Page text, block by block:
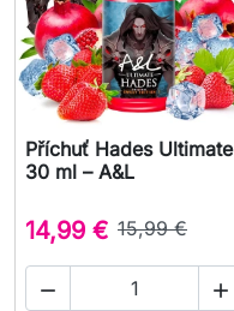
Příchuť Hades Ultimate
30 ml – A&L
14,99 € 15,99 €
 